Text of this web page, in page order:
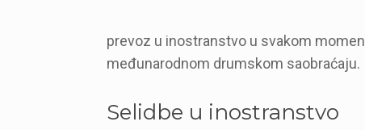
prevoz u inostranstvo u svakom
međunarodnom drumskom saobraćaju.
Selidbe u inostranstvo